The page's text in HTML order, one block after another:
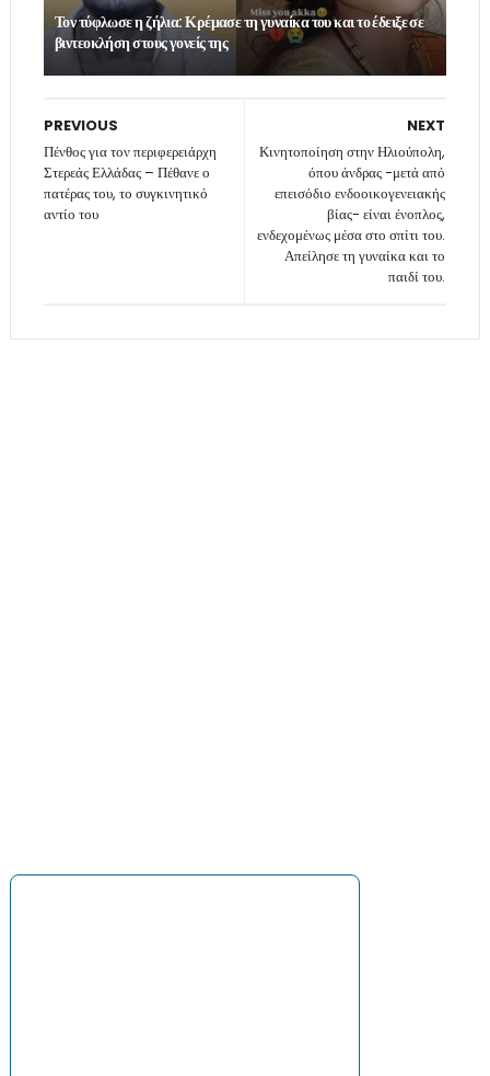
Τον τύφλωσε η ζήλια: Κρέμασε τη γυναίκα του και το έδειξε σε
βιντεοκλήση στους γονείς της
NEXT
Κινητοποίηση στην Ηλιούπολη,
όπου άνδρας -μετά από
επεισόδιο ενδοοικογενειακής
βίας- είναι ένοπλος,
ενδεχομένως μέσα στο σπίτι του.
Απείλησε τη γυναίκα και το
παιδί του.
PREVIOUS
Πένθος για τον περιφερειάρχη
Στερεάς Ελλάδας – Πέθανε ο
πατέρας του, το συγκινητικό
αντίο του